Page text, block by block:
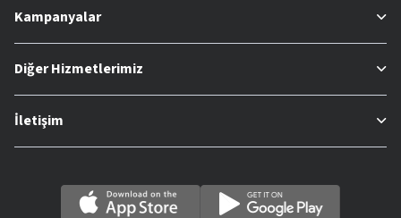
Kampanyalar
Diğer Hizmetlerimiz
İletişim